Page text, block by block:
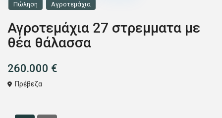
Πώληση Αγροτεμάχια
Αγροτεμάχια 27 στρεμματα με
θέα θάλασσα
260.000 €
Πρέβεζα